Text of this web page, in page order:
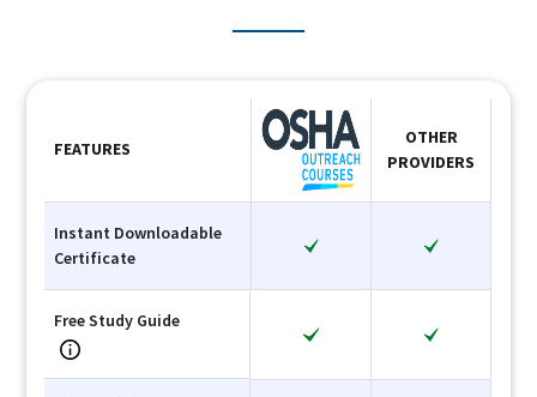
FEATURES
OTHER
PROVIDERS
Instant Downloadable
Certificate
Free Study Guide